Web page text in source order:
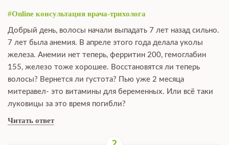
#Online консультация врача-трихолога
Добрый день, волосы начали выпадать 7 лет назад сильно.
7 лет была анемия. В апреле этого года делала уколы
железа. Анемии нет теперь, ферритин 200, гемоглабин
155, железо тоже хорошее. Восстановятся ли теперь
волосы? Вернется ли густота? Пью уже 2 месяца
митеравел- это витамины для беременных. Или всё таки
луковицы за это время погибли?
Читать ответ